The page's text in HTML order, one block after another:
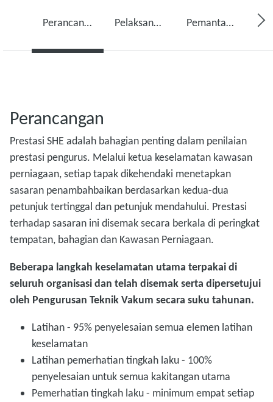
Perancangan Pelaksanaan Pemantauan
Perancangan
Prestasi SHE adalah bahagian penting dalam penilaian
prestasi pengurus. Melalui ketua keselamatan kawasan
perniagaan, setiap tapak dikehendaki menetapkan
sasaran penambahbaikan berdasarkan kedua-dua
petunjuk tertinggal dan petunjuk mendahului. Prestasi
terhadap sasaran ini disemak secara berkala di peringkat
tempatan, bahagian dan Kawasan Perniagaan.
Beberapa langkah keselamatan utama terpakai di
seluruh organisasi dan telah disemak serta dipersetujui
oleh Pengurusan Teknik Vakum secara suku tahunan.
Latihan - 95% penyelesaian semua elemen latihan
keselamatan
Latihan pemerhatian tingkah laku - 100%
penyelesaian untuk semua kakitangan utama
Pemerhatian tingkah laku - minimum empat setiap